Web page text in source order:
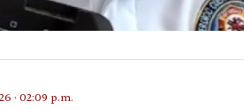
· 02:09 p.m.